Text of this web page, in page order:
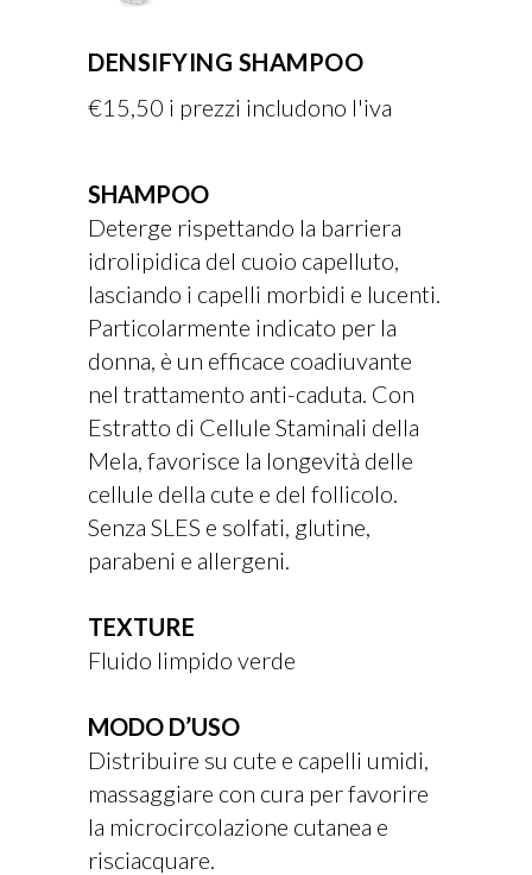
DENSIFYING SHAMPOO
€15,50 i prezzi includono l'iva
SHAMPOO
Deterge rispettando la barriera
idrolipidica del cuoio capelluto,
lasciando i capelli morbidi e lucenti.
Particolarmente indicato per la
donna, è un efficace coadiuvante
nel trattamento anti-caduta. Con
Estratto di Cellule Staminali della
Mela, favorisce la longevità delle
cellule della cute e del follicolo.
Senza SLES e solfati, glutine,
parabeni e allergeni.
TEXTURE
Fluido limpido verde
MODO D’USO
Distribuire su cute e capelli umidi,
massaggiare con cura per favorire
la microcircolazione cutanea e
risciacquare.